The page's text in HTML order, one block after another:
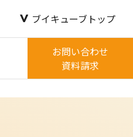
ブイキューブトップ
お問い合わせ
資料請求